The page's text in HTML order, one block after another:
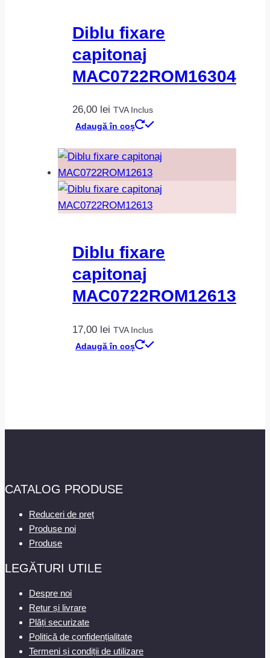
Diblu fixare
capitonaj
MAC0722ROM16304
26,00 lei TVA Inclus
Adaugă în coș
Diblu fixare
capitonaj
MAC0722ROM12613
17,00 lei TVA Inclus
Adaugă în coș
CATALOG PRODUSE
Reduceri de preț
Produse noi
Produse
LEGĂTURI UTILE
Despre noi
Retur și livrare
Plăți securizate
Politică de confidențialitate
Termeni și condiții de utilizare